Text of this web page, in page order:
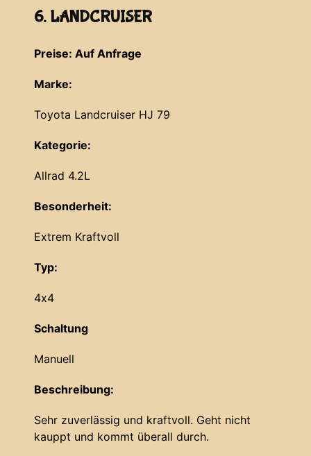
6. LANDCRUISER
Preise: Auf Anfrage
Marke:
Toyota Landcruiser HJ 79
Kategorie:
Allrad 4.2L
Besonderheit:
Extrem Kraftvoll
Typ:
4x4
Schaltung
Manuell
Beschreibung:
Sehr zuverlässig und kraftvoll. Geht nicht
kauppt und kommt überall durch.